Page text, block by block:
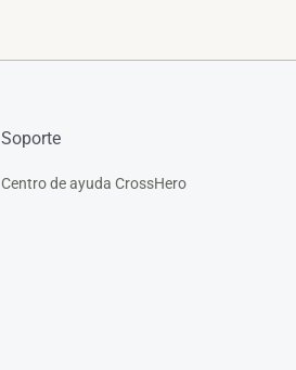
Soporte
Centro de ayuda CrossHero